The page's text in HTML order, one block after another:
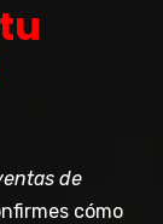
de
cómo